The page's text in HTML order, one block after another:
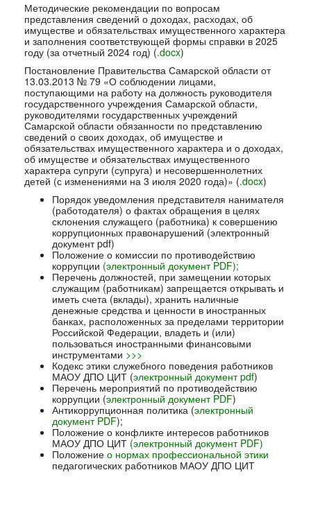
Методические рекомендации по вопросам
представления сведений о доходах, расходах, об
имуществе и обязательствах имущественного характера
и заполнения соответствующей формы справки в 2025
году (за отчетный 2024 год) (.docx)
Постановление Правительства Самарской области от
13.03.2013 № 79 «О соблюдении лицами,
поступающими на работу на должность руководителя
государственного учреждения Самарской области,
руководителями государственных учреждений
Самарской области обязанности по представлению
сведений о своих доходах, об имуществе и
обязательствах имущественного характера и о доходах,
об имуществе и обязательствах имущественного
характера супруги (супруга) и несовершеннолетних
детей (с изменениями на 3 июля 2020 года)» (.docx)
Порядок уведомления представителя нанимателя
(работодателя) о фактах обращения в целях
склонения служащего (работника) к совершению
коррупционных правонарушений (электронный
документ pdf)
Положение о комиссии по противодействию
коррупции (электронный документ PDF);
Перечень должностей, при замещении которых
служащим (работникам) запрещается открывать и
иметь счета (вклады), хранить наличные
денежные средства и ценности в иностранных
банках, расположенных за пределами территории
Российской Федерации, владеть и (или)
пользоваться иностранными финансовыми
инструментами >>>
Кодекс этики служебного поведения работников
МАОУ ДПО ЦИТ (электронный документ pdf)
Перечень мероприятий по противодействию
коррупции (электронный документ PDF)
Антикоррупционная политика (электронный
документ PDF);
Положение о конфликте интересов работников
МАОУ ДПО ЦИТ (электронный документ PDF)
Положение о нормах профессиональной этики
педагогических работников МАОУ ДПО ЦИТ